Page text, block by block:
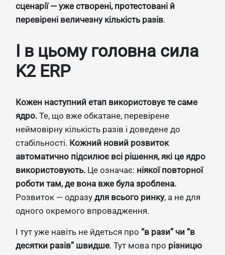
сценарії — уже створені, протестовані й
перевірені величезну кількість разів.
І в цьому головна сила
K2 ERP
Кожен наступний етап використовує те саме
ядро. Те, що вже обкатане, перевірене
неймовірну кількість разів і доведене до
стабільності. Кожний новий розвиток
автоматично підсилює всі рішення, які це ядро
використовують. Це означає: ніякої повторної
роботи там, де вона вже була зроблена.
Розвиток — одразу для всього ринку, а не для
одного окремого впровадження.
І тут уже навіть не йдеться про “в рази” чи “в
десятки разів” швидше. Тут мова про різницю